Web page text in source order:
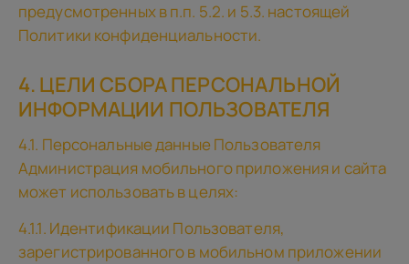
предусмотренных в п.п. 5.2. и 5.3. настоящей
Политики конфиденциальности.
4. ЦЕЛИ СБОРА ПЕРСОНАЛЬНОЙ
ИНФОРМАЦИИ ПОЛЬЗОВАТЕЛЯ
4.1. Персональные данные Пользователя
Администрация мобильного приложения и сайта
может использовать в целях:
4.1.1. Идентификации Пользователя,
зарегистрированного в мобильном приложении